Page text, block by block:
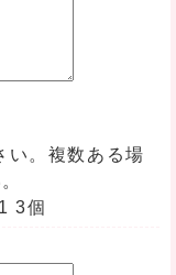
い。複数ある場
3個